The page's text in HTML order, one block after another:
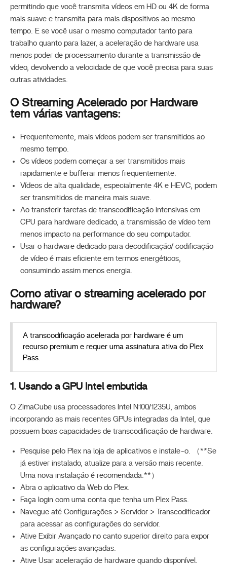
permitindo que você transmita vídeos em HD ou 4K de forma
mais suave e transmita para mais dispositivos ao mesmo
tempo. E se você usar o mesmo computador tanto para
trabalho quanto para lazer, a aceleração de hardware usa
menos poder de processamento durante a transmissão de
vídeo, devolvendo a velocidade de que você precisa para suas
outras atividades.
O Streaming Acelerado por Hardware
tem várias vantagens:
Frequentemente, mais vídeos podem ser transmitidos ao
mesmo tempo.
Os vídeos podem começar a ser transmitidos mais
rapidamente e bufferar menos frequentemente.
Vídeos de alta qualidade, especialmente 4K e HEVC, podem
ser transmitidos de maneira mais suave.
Ao transferir tarefas de transcodificação intensivas em
CPU para hardware dedicado, a transmissão de vídeo tem
menos impacto na performance do seu computador.
Usar o hardware dedicado para decodificação/ codificação
de vídeo é mais eficiente em termos energéticos,
consumindo assim menos energia.
Como ativar o streaming acelerado por
hardware?
A transcodificação acelerada por hardware é um
recurso premium e requer uma assinatura ativa do Plex
Pass.
1. Usando a GPU Intel embutida
O ZimaCube usa processadores Intel N100/1235U, ambos
incorporando as mais recentes GPUs integradas da Intel, que
possuem boas capacidades de transcodificação de hardware.
Pesquise pelo Plex na loja de aplicativos e instale-o. （**Se
já estiver instalado, atualize para a versão mais recente.
Uma nova instalação é recomendada.**）
Abra o aplicativo da Web do Plex.
Faça login com uma conta que tenha um Plex Pass.
Navegue até Configurações > Servidor > Transcodificador
para acessar as configurações do servidor.
Ative Exibir Avançado no canto superior direito para expor
as configurações avançadas.
Ative Usar aceleração de hardware quando disponível.